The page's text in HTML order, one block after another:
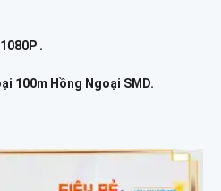
.
100m Hồng Ngoại SMD.